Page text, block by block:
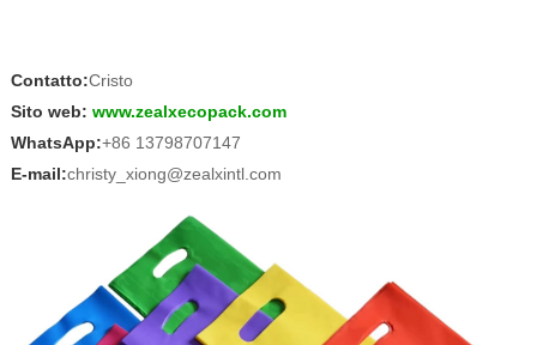
Contatto:Cristo
Sito web: www.zealxecopack.com
WhatsApp:+86 13798707147
E-mail:christy_xiong@zealxintl.com